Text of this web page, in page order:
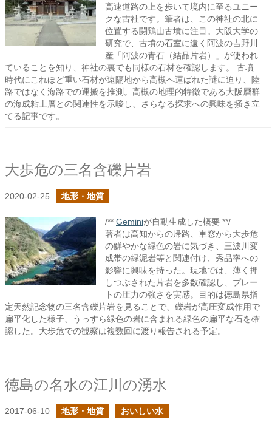
高速道路の上を歩いて境内に至るユニー
クな古社です。筆者は、この神社の北に
位置する闘鶏山古墳に注目。大阪大学の
研究で、古墳の石室に遠く阿波の吉野川
産「阿波の青石（結晶片岩）」が使われ
ていることを知り、神社の裏でも同様の石材を確認します。 古墳
時代にこれほど重い石材が遠隔地から高槻へ運ばれた謎に迫り、陸
路ではなく海路での運搬を推測。高槻の地理的特徴である大阪層群
の海成粘土層との関連性を示唆し、さらなる探求への興味を掻き立
てる記事です。
大歩危の三名含礫片岩
2020-02-25 地形・地質
/** Geminiが自動生成した概要 **/
著者は高知からの帰路、車窓から大歩危
の鮮やかな緑色の岩に気づき、三波川変
成帯の緑泥岩等と関連付け、秀品率への
影響に興味を持った。現地では、薄く押
しつぶされた片岩を多数確認し、プレー
トの圧力の強さを実感。目的は徳島県指
定天然記念物の三名含礫片岩を見ることで、礫岩が高圧変成作用で
扁平化した様子、うっすら緑色の岩に含まれる緑色の扁平な石を確
認した。大歩危での観察は複数回に渡り報告される予定。
徳島の名水の江川の湧水
2017-06-10 地形・地質 おいしい水